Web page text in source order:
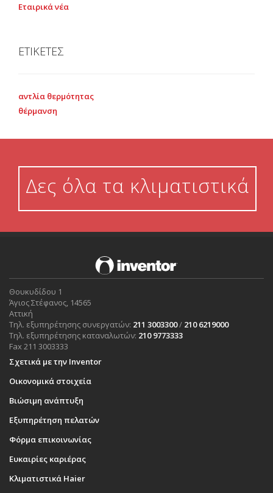
Εταιρικά νέα
ΕΤΙΚΕΤΕΣ
αντλία θερμότητας
θέρμανση
Δες όλα τα κλιματιστικά
Θουκυδίδου 1
Άγιος Στέφανος, 14565
Αττική
Τηλ. εξυπηρέτησης συνεργατών: 211 3003300/ 210 6219000
Τηλ. εξυπηρέτησης καταναλωτών: 210 9773333
Fax 211 3003333
Σχετικά με την Inventor
Οικονομικά στοιχεία
Βιώσιμη ανάπτυξη
Εξυπηρέτηση πελατών
Φόρμα επικοινωνίας
Ευκαιρίες καριέρας
Κλιματιστικά Haier